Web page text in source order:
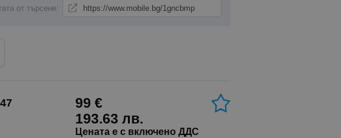
от търсене:
99 €
193.63 лв.
Цената е с включено ДДС